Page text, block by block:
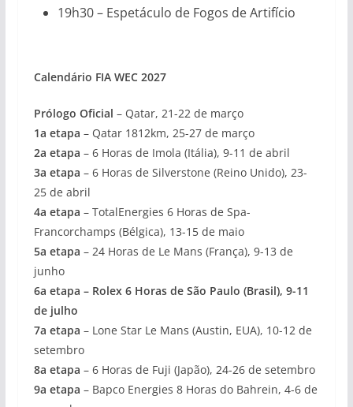
19h30 – Espetáculo de Fogos de Artifício
Calendário FIA WEC 2027
Prólogo Oficial – Qatar, 21-22 de março
1a etapa – Qatar 1812km, 25-27 de março
2a etapa – 6 Horas de Imola (Itália), 9-11 de abril
3a etapa – 6 Horas de Silverstone (Reino Unido), 23-
25 de abril
4a etapa – TotalEnergies 6 Horas de Spa-
Francorchamps (Bélgica), 13-15 de maio
5a etapa – 24 Horas de Le Mans (França), 9-13 de
junho
6a etapa – Rolex 6 Horas de São Paulo (Brasil), 9-11
de julho
7a etapa – Lone Star Le Mans (Austin, EUA), 10-12 de
setembro
8a etapa – 6 Horas de Fuji (Japão), 24-26 de setembro
9a etapa – Bapco Energies 8 Horas do Bahrein, 4-6 de